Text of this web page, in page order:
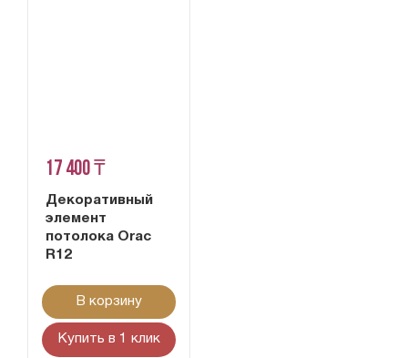
17 400 ₸
Декоративный
элемент
потолока Orac
R12
В корзину
Купить в 1 клик